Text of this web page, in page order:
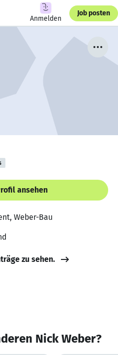
Anmelden
Job posten
ansehen
Weber-Bau
zu sehen.
Nick Weber?